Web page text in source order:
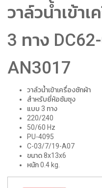
วาล์วน้ำเข้า
3 ทาง
AN3017
วาล์วน้ำเข้าเครื่องซักผ้า
สำหรับยี่ห้อซัมซุง
แบบ 3 ทาง
220/240
50/60 Hz
PU-4095
C-03/7/19-A07
ขนาด 8x13x6
หนัก 0.4 kg.